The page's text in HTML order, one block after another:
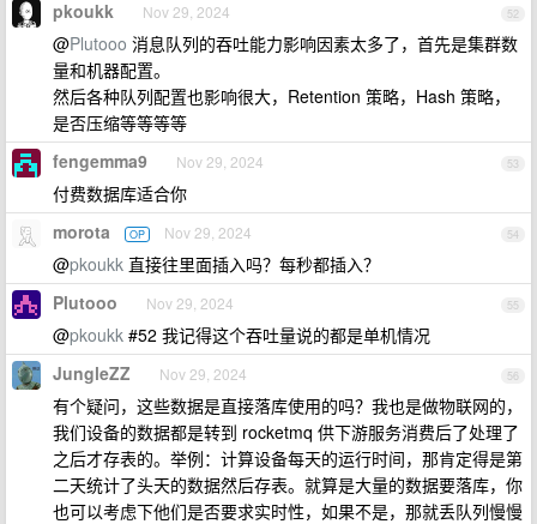
52
pkoukk Nov 29, 2024
@Plutooo 消息队列的吞吐能力影响因素太多了，首先是集群数
量和机器配置。
然后各种队列配置也影响很大，Retention 策略，Hash 策略，
是否压缩等等等等
53
fengemma9 Nov 29, 2024
付费数据库适合你
54
morota OP Nov 29, 2024
@pkoukk 直接往里面插入吗？每秒都插入？
55
Plutooo Nov 29, 2024
@pkoukk #52 我记得这个吞吐量说的都是单机情况
56
JungleZZ Nov 29, 2024
有个疑问，这些数据是直接落库使用的吗？我也是做物联网的，
我们设备的数据都是转到 rocketmq 供下游服务消费后了处理了
之后才存表的。举例：计算设备每天的运行时间，那肯定得是第
二天统计了头天的数据然后存表。就算是大量的数据要落库，你
也可以考虑下他们是否要求实时性，如果不是，那就丢队列慢慢